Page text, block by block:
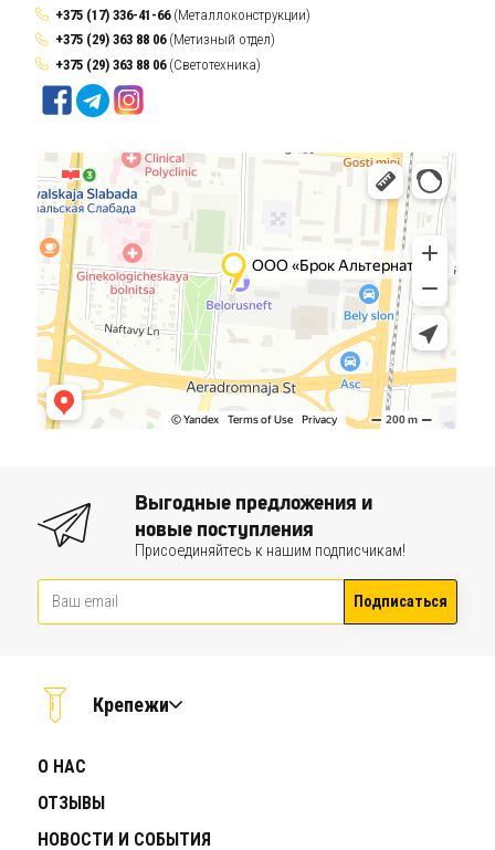
+375 (17) 336-41-66 (Металлоконструкции)
+375 (29) 363 88 06(Метизный отдел)
+375 (29) 363 88 06(Светотехника)
Выгодные предложения и
новые поступления
Присоединяйтесь к нашим подписчикам!
Подписаться
Крепежи
О НАС
ОТЗЫВЫ
НОВОСТИ И СОБЫТИЯ